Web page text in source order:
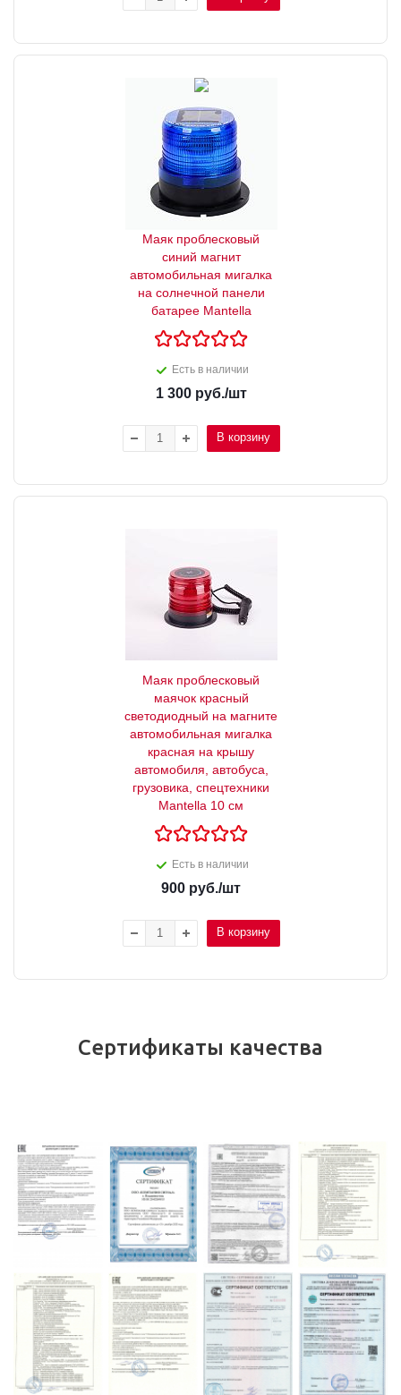
Маяк проблесковый
синий магнит
автомобильная мигалка
на солнечной панели
батарее Mantella
Есть в наличии
1 300руб./шт
В корзину
Маяк проблесковый
маячок красный
светодиодный на магните
автомобильная мигалка
красная на крышу
автомобиля, автобуса,
грузовика, спецтехники
Mantella 10 см
Есть в наличии
900 руб./шт
В корзину
Сертификаты качества